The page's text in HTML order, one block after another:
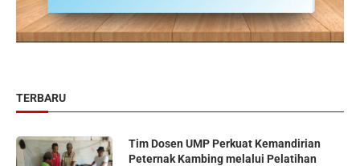
TERBARU
Tim Dosen UMP Perkuat Kemandirian
Peternak Kambing melalui Pelatihan